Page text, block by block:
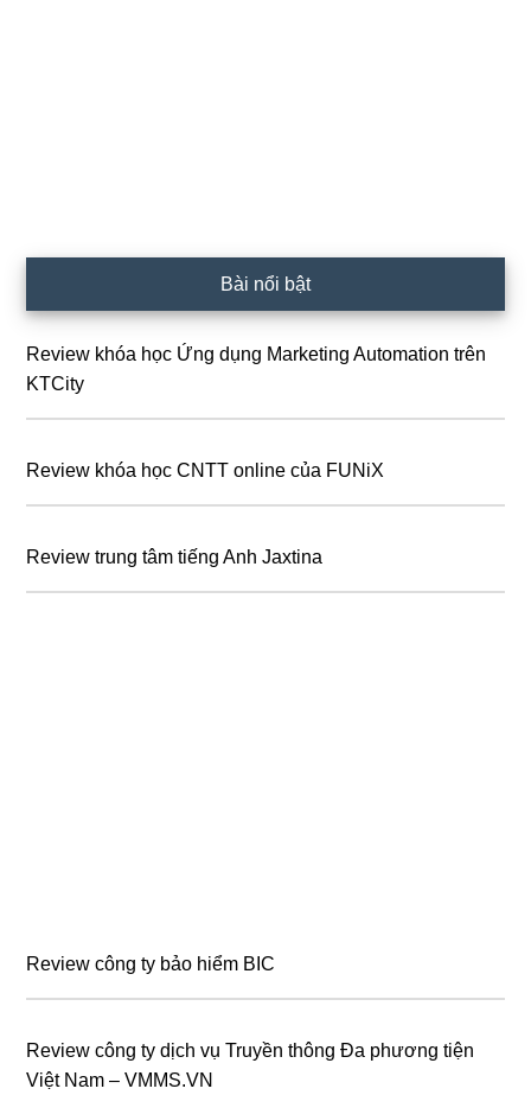
chính
Bài nổi bật
Review khóa học Ứng dụng Marketing Automation trên
KTCity
Review khóa học CNTT online của FUNiX
Review trung tâm tiếng Anh Jaxtina
Review công ty bảo hiểm BIC
Review công ty dịch vụ Truyền thông Đa phương tiện
Việt Nam – VMMS.VN